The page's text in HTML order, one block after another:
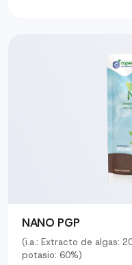
NANO PGP
(i.a.: Extracto de algas:
potasio: 60%)